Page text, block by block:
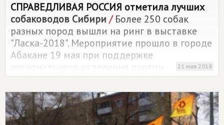
СПРАВЕДЛИВАЯ РОССИЯ отметила лучших
собаководов Сибири /Более 250 собак
разных пород вышли на ринг в выставке
"Ласка-2018". Мероприятие прошло в городе
Абакане 19 мая при поддержке
СПРАВЕДЛИВАЯ РОССИЯв Республике
Хакасия.
21 мая 2018